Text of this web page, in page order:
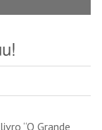
“O Grande